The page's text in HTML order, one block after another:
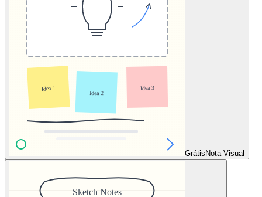
GrátisNota Visual